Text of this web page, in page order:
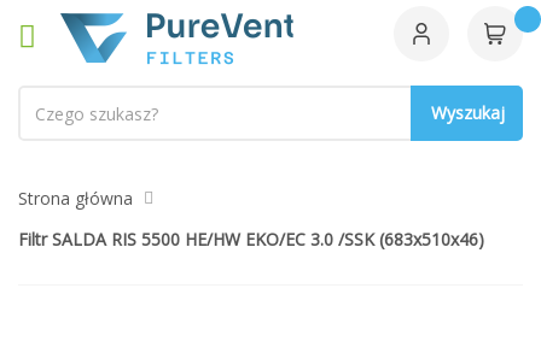
Strona główna
Filtr SALDA RIS 5500 HE/HW EKO/EC 3.0 /SSK (683x510x46)